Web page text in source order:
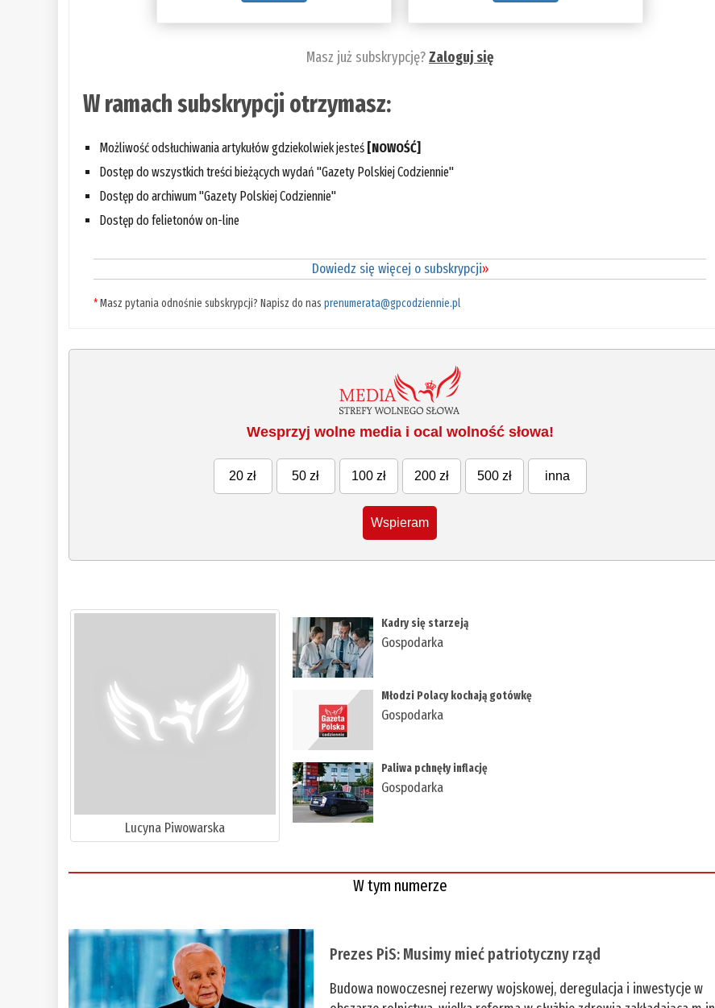
Masz już subskrypcję?Zaloguj się
W ramach subskrypcji otrzymasz:
Możliwość odsłuchiwania artykułów gdziekolwiek jesteś [NOWOŚĆ]
Dostęp do wszystkich treści bieżących wydań "Gazety Polskiej Codziennie"
Dostęp do archiwum "Gazety Polskiej Codziennie"
Dostęp do felietonów on-line
Dowiedz się więcej o subskrypcji»
*Masz pytania odnośnie subskrypcji? Napisz do nasprenumerata@gpcodziennie.pl
Wesprzyj wolne media i ocal wolność słowa!
20 zł 50 zł 100 zł 200 zł 500 zł inna
Wspieram
Lucyna Piwowarska
Kadry się starzeją
Gospodarka
Młodzi Polacy kochają gotówkę
Gospodarka
Paliwa pchnęły inflację
Gospodarka
W tym numerze
Prezes PiS: Musimy mieć patriotyczny rząd
Budowa nowoczesnej rezerwy wojskowej, deregulacja i inwestycje w